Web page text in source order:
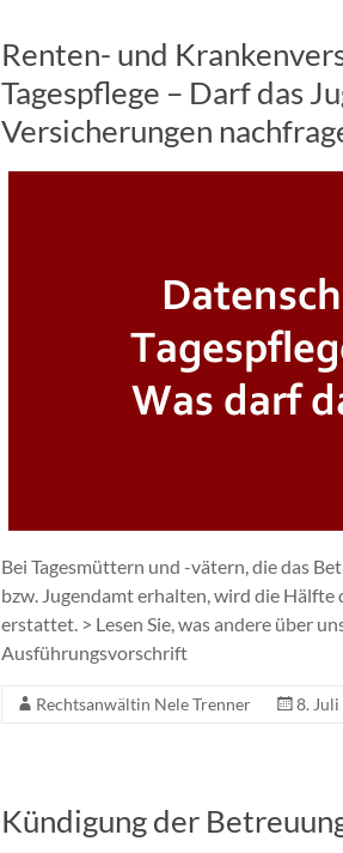
Renten- und
Tagespflege – Darf das
Versicherungen
Bei Tagesmüttern und -vätern, die das
bzw. Jugendamt erhalten, wird die
erstattet. > Lesen Sie, was andere über
Ausführungsvorschrift
Rechtsanwältin Nele Trenner 8.
Kündigung der